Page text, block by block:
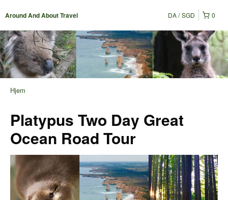
Around And About Travel 0
DA SGD
Hjem
Platypus Two Day Great
Ocean Road Tour